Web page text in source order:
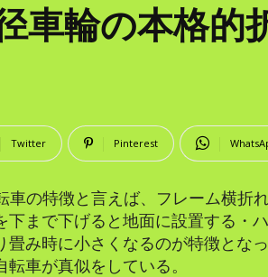
車輪の本格的
Twitter Pinterest
車の特徴と言えば、フレーム横折
下まで下げると地面に設置する・
畳み時に小さくなるのが特徴とな
車が真似をしている。